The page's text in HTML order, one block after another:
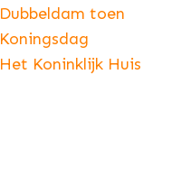
Dubbeldam toen
Koningsdag
Het Koninklijk Huis